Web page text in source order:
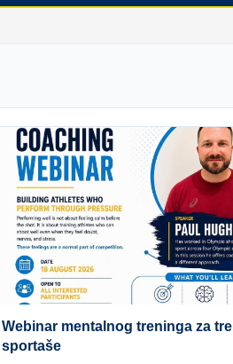
Webinar mentalnog treninga za
sportaše